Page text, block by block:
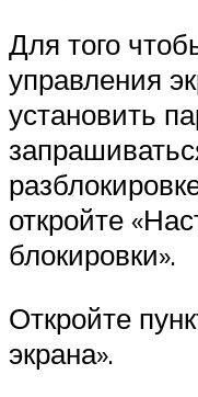
Для того
управления
установить
откройте
блокировки».
Откройте
экрана».